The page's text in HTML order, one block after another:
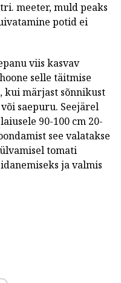
meeter, muld peaks
potid ei
viis kasvav
selle täitmise
kui märjast sõnnikust
saepuru. Seejärel
90-100 cm 20-
see valatakse
tomati
ja valmis